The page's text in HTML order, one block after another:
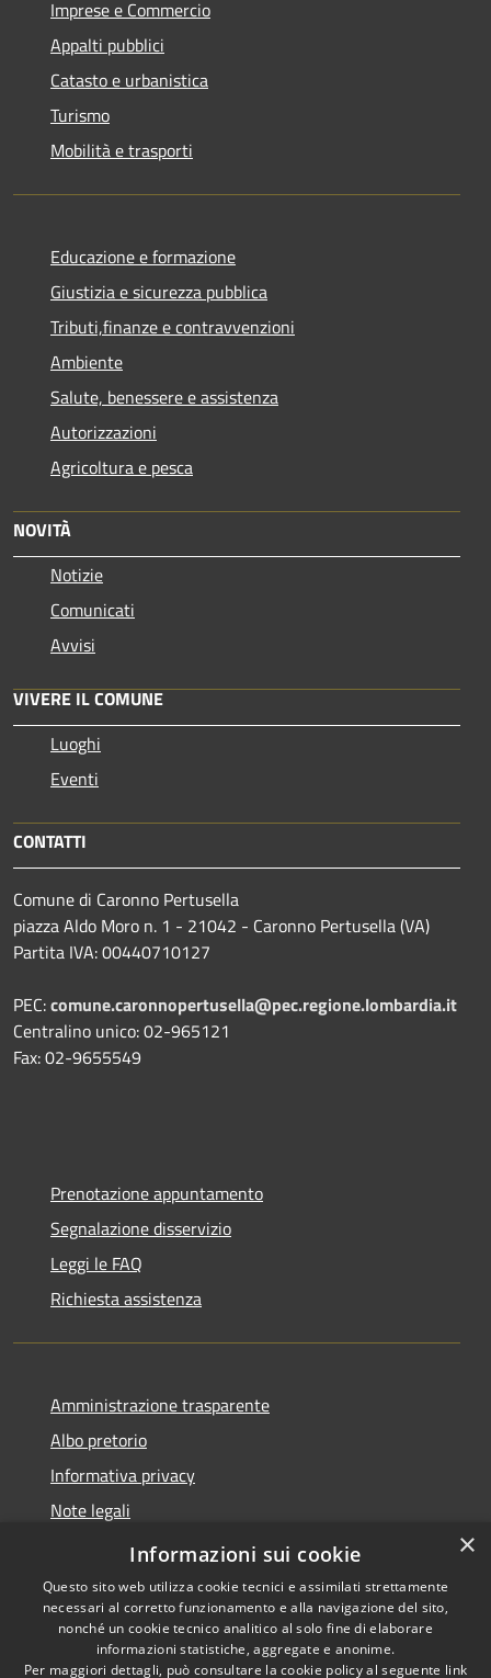
Imprese e Commercio
Appalti pubblici
Catasto e urbanistica
Turismo
Mobilità e trasporti
Educazione e formazione
Giustizia e sicurezza pubblica
Tributi,finanze e contravvenzioni
Ambiente
Salute, benessere e assistenza
Autorizzazioni
Agricoltura e pesca
NOVITÀ
Notizie
Comunicati
Avvisi
VIVERE IL COMUNE
Luoghi
Eventi
CONTATTI
Comune di Caronno Pertusella
piazza Aldo Moro n. 1 - 21042 - Caronno Pertusella (VA)
Partita IVA: 00440710127
PEC:comune.caronnopertusella@pec.regione.lombardia.it
Centralino unico: 02-965121
Fax: 02-9655549
Prenotazione appuntamento
Segnalazione disservizio
Leggi le FAQ
Richiesta assistenza
Amministrazione trasparente
Albo pretorio
Informativa privacy
Note legali
Dichiarazione di accessibilità
Copyright © 2026 • Comune di
×
Informazioni sui cookie
Questo sito web utilizza cookie tecnici e assimilati strettamente
necessari al corretto funzionamento e alla navigazione del sito,
nonché un cookie tecnico analitico al solo fine di elaborare
informazioni statistiche, aggregate e anonime.
Per maggiori dettagli, può consultare la cookie policy al seguente link